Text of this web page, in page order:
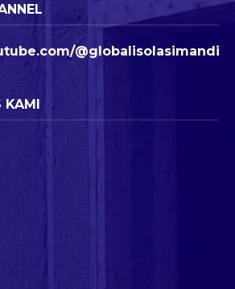
@globalisolasimandiri
KAMI